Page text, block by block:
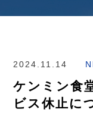
2024.11.14
ケンミン食
ビス休止に